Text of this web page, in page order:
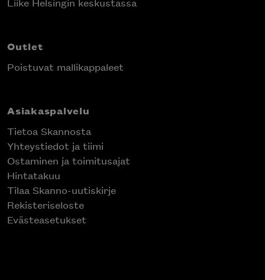
Liike Helsingin keskustassa
Outlet
Poistuvat mallikappaleet
Asiakaspalvelu
Tietoa Skannosta
Yhteystiedot ja tiimi
Ostaminen ja toimitusajat
Hintatakuu
Tilaa Skanno-uutiskirje
Rekisteriseloste
Evästeasetukset